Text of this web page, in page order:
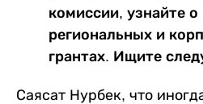
комиссии, узнайте о
региональных и
грантах. Ищите
Саясат Нурбек, что